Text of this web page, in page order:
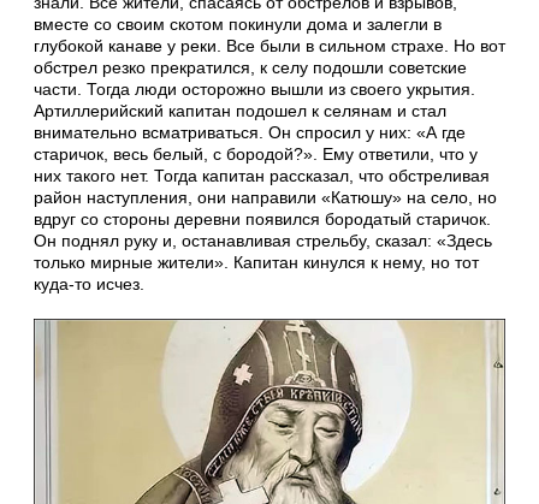
вместе со своим скотом покинули дома и залегли в
глубокой канаве у реки. Все были в сильном страхе. Но вот
обстрел резко прекратился, к селу подошли советские
части. Тогда люди осторожно вышли из своего укрытия.
Артиллерийский капитан подошел к селянам и стал
внимательно всматриваться. Он спросил у них: «А где
старичок, весь белый, с бородой?». Ему ответили, что у
них такого нет. Тогда капитан рассказал, что обстреливая
район наступления, они направили «Катюшу» на село, но
вдруг со стороны деревни появился бородатый старичок.
Он поднял руку и, останавливая стрельбу, сказал: «Здесь
только мирные жители». Капитан кинулся к нему, но тот
куда-то исчез.